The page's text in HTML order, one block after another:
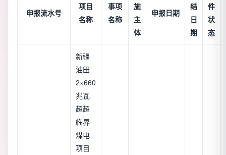
申报流水号
项目
名称
事项
名称
施
主
体
申报日期
结
日
期
件
状
态
新疆
油田
2×660
兆瓦
超超
临界
煤电
项目